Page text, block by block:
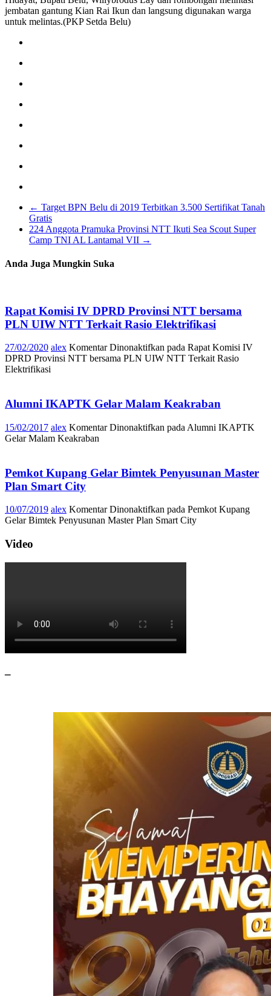
jembatan gantung Kian Rai Ikun dan langsung digunakan warga
untuk melintas.(PKP Setda Belu)
← Target BPN Belu di 2019 Terbitkan 3.500 Sertifikat Tanah
Gratis
224 Anggota Pramuka Provinsi NTT Ikuti Sea Scout Super
Camp TNI AL Lantamal VII →
Anda Juga Mungkin Suka
Rapat Komisi IV DPRD Provinsi NTT bersama
PLN UIW NTT Terkait Rasio Elektrifikasi
27/02/2020 alex Komentar Dinonaktifkan pada Rapat Komisi IV
DPRD Provinsi NTT bersama PLN UIW NTT Terkait Rasio
Elektrifikasi
Alumni IKAPTK Gelar Malam Keakraban
15/02/2017 alex Komentar Dinonaktifkan pada Alumni IKAPTK
Gelar Malam Keakraban
Pemkot Kupang Gelar Bimtek Penyusunan Master
Plan Smart City
10/07/2019 alex Komentar Dinonaktifkan pada Pemkot Kupang
Gelar Bimtek Penyusunan Master Plan Smart City
Video
–